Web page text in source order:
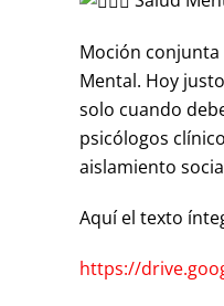
Moción conjunta
Mental. Hoy
solo cuando
psicólogos
aislamiento
Aquí el texto
https://